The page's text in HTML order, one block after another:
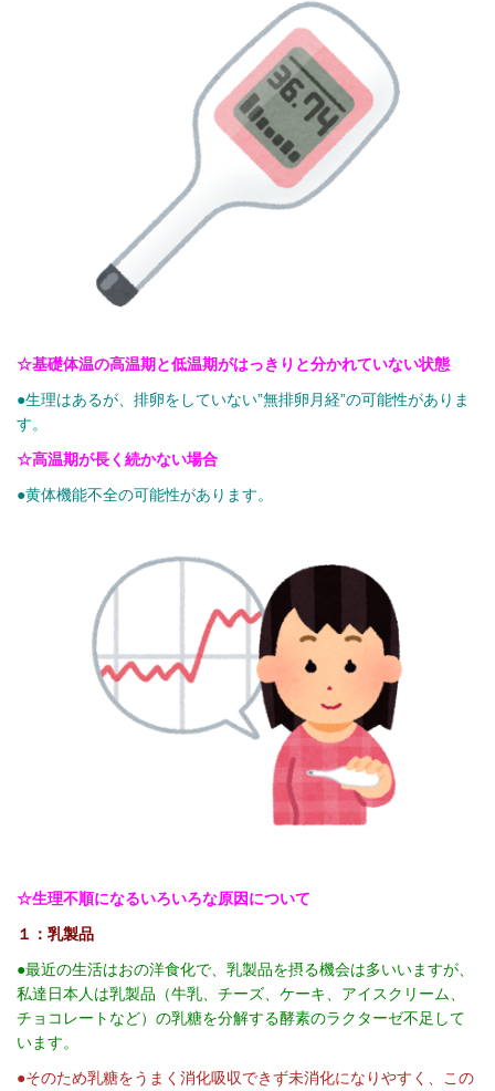
☆基礎体温の高温期と低温期がはっきりと分かれていない状態
●生理はあるが、排卵をしていない”無排卵月経”の可能性がありま
す。
☆高温期が長く続かない場合
●黄体機能不全の可能性があります。
☆生理不順になるいろいろな原因について
１：乳製品
●最近の生活はおの洋食化で、 乳製品を摂る機会は多いいますが、
私達日本人は乳製品（牛乳、チーズ、ケーキ、アイスクリーム、
チョコレートなど）の乳糖を分解する酵素のラクターゼ不足して
います。
●そのため乳糖をうまく消化吸収できず未消化になりやすく、この